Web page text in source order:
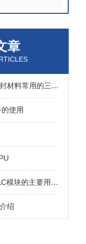
章
西门子电源模块灌封材料常用的三大分类
使用
详细解析西门子PLC模块的主要用途和功能
绍